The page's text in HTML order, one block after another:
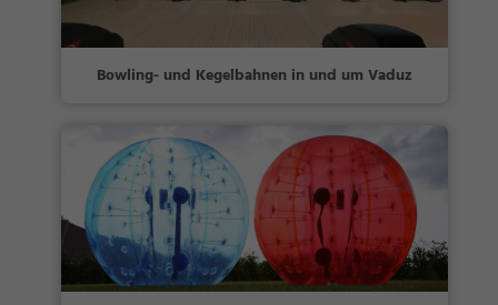
Bowling- und Kegelbahnen in und um Vaduz